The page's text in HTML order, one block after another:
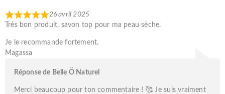
26 avril 2025
Très bon produit, savon top pour ma peau sèche.
Je le recommande fortement.
Magassa
Réponse de Belle Ö Naturel
Merci beaucoup pour ton commentaire ! 🥰 Je suis vraiment